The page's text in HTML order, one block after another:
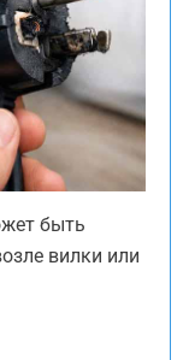
быть
вилки или